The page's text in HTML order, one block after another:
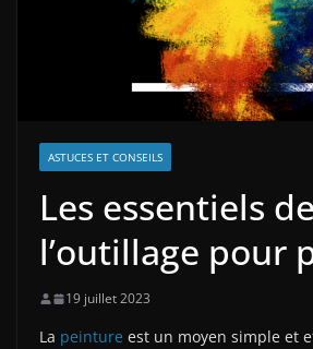
ASTUCES ET CONSEILS
Les essentiels de
l’outillage pour
19 juillet 2023
La peinture est un moyen simple et